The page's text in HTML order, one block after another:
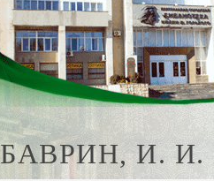
БАВРИН, И.